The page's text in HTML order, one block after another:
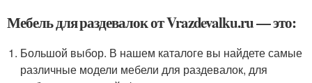
Мебель для раздевалок от Vrazdevalku.ru — это:
Большой выбор. В нашем каталоге вы найдете самые
различные модели мебели для раздевалок, для